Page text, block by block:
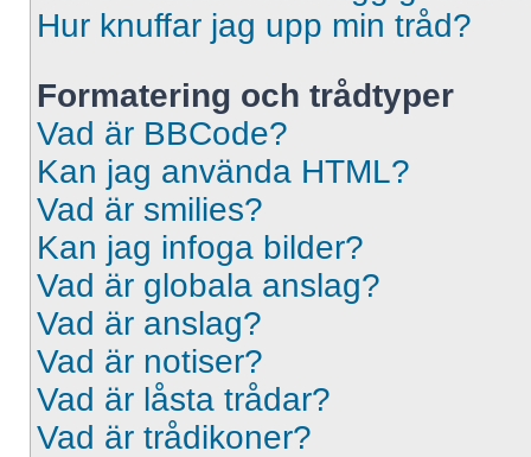
Hur knuffar jag upp min tråd?
Formatering och trådtyper
Vad är BBCode?
Kan jag använda HTML?
Vad är smilies?
Kan jag infoga bilder?
Vad är globala anslag?
Vad är anslag?
Vad är notiser?
Vad är låsta trådar?
Vad är trådikoner?